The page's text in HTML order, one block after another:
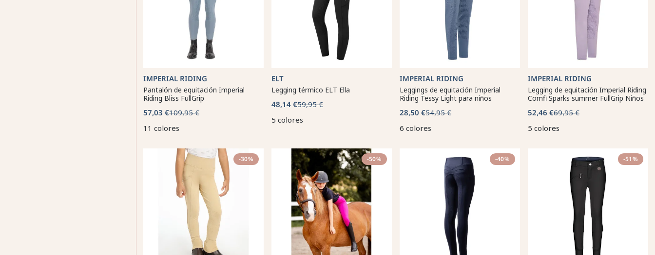
IMPERIAL RIDING
Pantalón de equitación Imperial
Riding Bliss FullGrip
57,03 €109,95 €
11 colores
ELT
Legging térmico ELT Ella
48,14 €59,95 €
5 colores
IMPERIAL RIDING
Leggings de equitación Imperial
Riding Tessy Light para niños
28,50 €54,95 €
6 colores
IMPERIAL RIDING
Legging de equitación Imperial Riding
Comfi Sparks summer FullGrip Niños
52,46 €69,95 €
5 colores
-30% -50% -40% -51%